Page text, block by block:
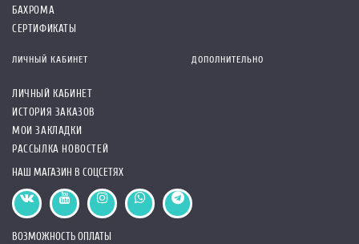
БАХРОМА
СЕРТИФИКАТЫ
ЛИЧНЫЙ КАБИНЕТ
ЛИЧНЫЙ КАБИНЕТ
ИСТОРИЯ ЗАКАЗОВ
МОИ ЗАКЛАДКИ
РАССЫЛКА НОВОСТЕЙ
ДОПОЛНИТЕЛЬНО
НАШ МАГАЗИН В СОЦСЕТЯХ
ВОЗМОЖНОСТЬ ОПЛАТЫ